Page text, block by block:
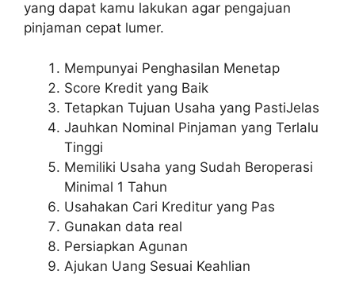
yang dapat kamu lakukan agar pengajuan
pinjaman cepat lumer.
Mempunyai Penghasilan Menetap
Score Kredit yang Baik
Tetapkan Tujuan Usaha yang PastiJelas
Jauhkan Nominal Pinjaman yang Terlalu
Tinggi
Memiliki Usaha yang Sudah Beroperasi
Minimal 1 Tahun
Usahakan Cari Kreditur yang Pas
Gunakan data real
Persiapkan Agunan
Ajukan Uang Sesuai Keahlian